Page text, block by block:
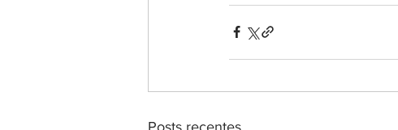
Posts recentes